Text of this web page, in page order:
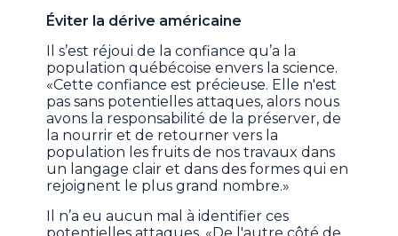
Éviter la dérive américaine
Il s’est réjoui de la confiance qu’a la
population québécoise envers la science.
«Cette confiance est précieuse. Elle n'est
pas sans potentielles attaques, alors nous
avons la responsabilité de la préserver, de
la nourrir et de retourner vers la
population les fruits de nos travaux dans
un langage clair et dans des formes qui en
rejoignent le plus grand nombre.»
Il n’a eu aucun mal à identifier ces
potentielles attaques. «De l'autre côté de